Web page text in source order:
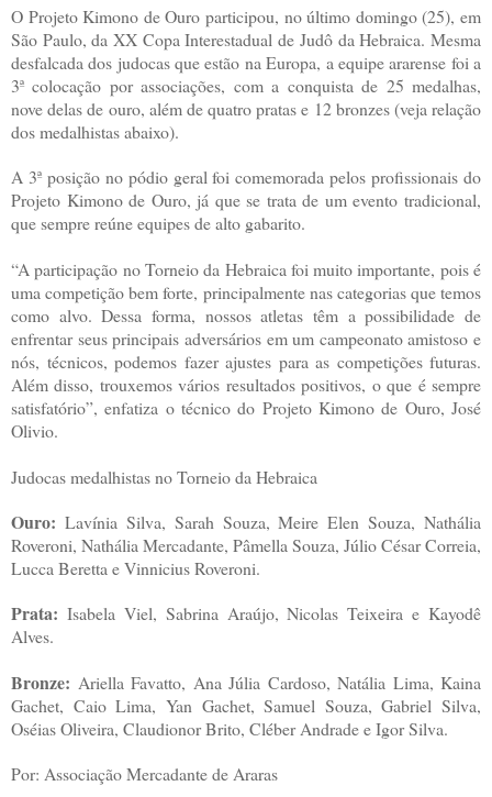
O Projeto Kimono de Ouro participou, no último domingo (25), em
São Paulo, da XX Copa Interestadual de Judô da Hebraica. Mesma
desfalcada dos judocas que estão na Europa, a equipe ararense foi a
3ª colocação por associações, com a conquista de 25 medalhas,
nove delas de ouro, além de quatro pratas e 12 bronzes (veja relação
dos medalhistas abaixo).
A 3ª posição no pódio geral foi comemorada pelos profissionais do
Projeto Kimono de Ouro, já que se trata de um evento tradicional,
que sempre reúne equipes de alto gabarito.
“A participação no Torneio da Hebraica foi muito importante, pois é
uma competição bem forte, principalmente nas categorias que temos
como alvo. Dessa forma, nossos atletas têm a possibilidade de
enfrentar seus principais adversários em um campeonato amistoso e
nós, técnicos, podemos fazer ajustes para as competições futuras.
Além disso, trouxemos vários resultados positivos, o que é sempre
satisfatório”, enfatiza o técnico do Projeto Kimono de Ouro, José
Olivio.
Judocas medalhistas no Torneio da Hebraica
Ouro: Lavínia Silva, Sarah Souza, Meire Elen Souza, Nathália
Roveroni, Nathália Mercadante, Pâmella Souza, Júlio César Correia,
Lucca Beretta e Vinnicius Roveroni.
Prata: Isabela Viel, Sabrina Araújo, Nicolas Teixeira e Kayodê
Alves.
Bronze: Ariella Favatto, Ana Júlia Cardoso, Natália Lima, Kaina
Gachet, Caio Lima, Yan Gachet, Samuel Souza, Gabriel Silva,
Oséias Oliveira, Claudionor Brito, Cléber Andrade e Igor Silva.
Por: Associação Mercadante de Araras